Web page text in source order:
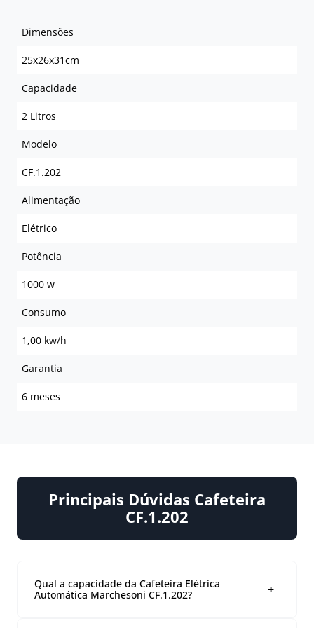
Dimensões
25x26x31cm
Capacidade
2 Litros
Modelo
CF.1.202
Alimentação
Elétrico
Potência
1000 w
Consumo
1,00 kw/h
Garantia
6 meses
Principais Dúvidas Cafeteira
CF.1.202
Qual a capacidade da Cafeteira Elétrica
Automática Marchesoni CF.1.202?